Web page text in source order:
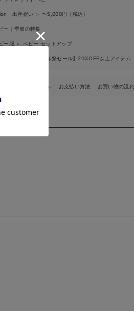
出産祝い ＞ 〜5,000円（税込）
ー｜季節の特集
ー服 ＞ ベビー セットアップ
【37周年祭セール】20%OFF以上アイテム
・交換 キャンセル お支払い方法 お買い物の流れ